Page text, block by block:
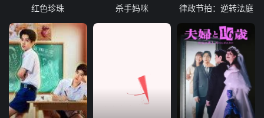
红色珍珠 杀手妈咪 律政节拍：逆转法庭